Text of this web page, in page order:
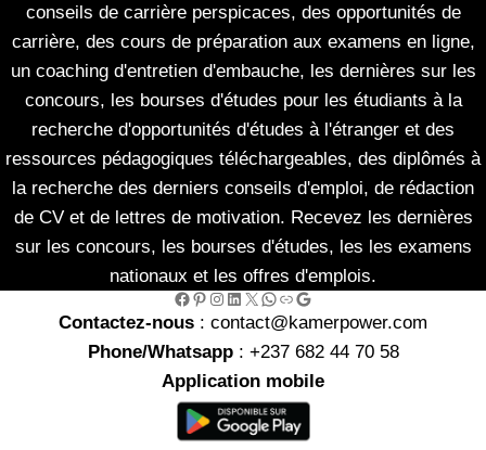
conseils de carrière perspicaces, des opportunités de
carrière, des cours de préparation aux examens en ligne,
un coaching d'entretien d'embauche, les dernières sur les
concours, les bourses d'études pour les étudiants à la
recherche d'opportunités d'études à l'étranger et des
ressources pédagogiques téléchargeables, des diplômés à
la recherche des derniers conseils d'emploi, de rédaction
de CV et de lettres de motivation. Recevez les dernières
sur les concours, les bourses d'études, les les examens
nationaux et les offres d'emplois.
Facebook Pinterest InstagramLinkedIn X WhatsApp Link Google
Contactez-nous : contact@kamerpower.com
Phone/Whatsapp: +237 682 44 70 58
Application mobile